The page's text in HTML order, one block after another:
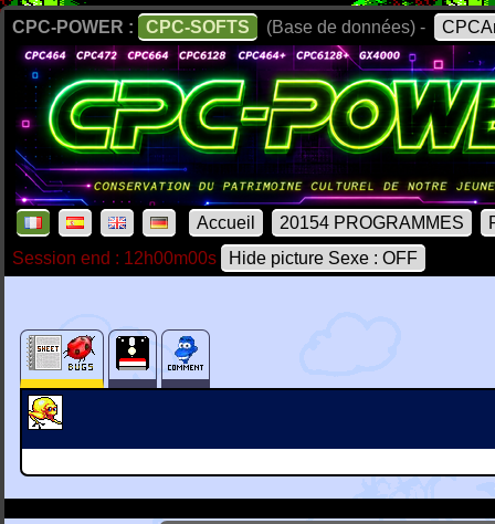
CPC-POWER : CPC-SOFTS (Base de données) -
Accueil 20154 PROGRAMMES
Session end : 12h00m00s
Hide picture Sexe : OFF